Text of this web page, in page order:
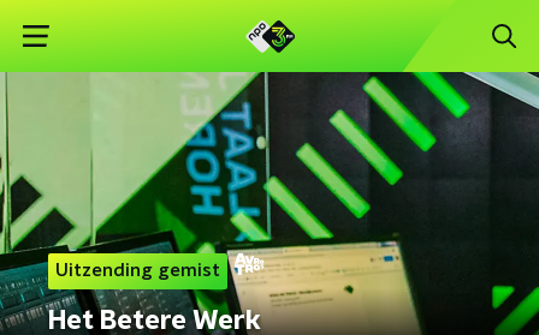
Uitzending gemist
Het Betere Werk